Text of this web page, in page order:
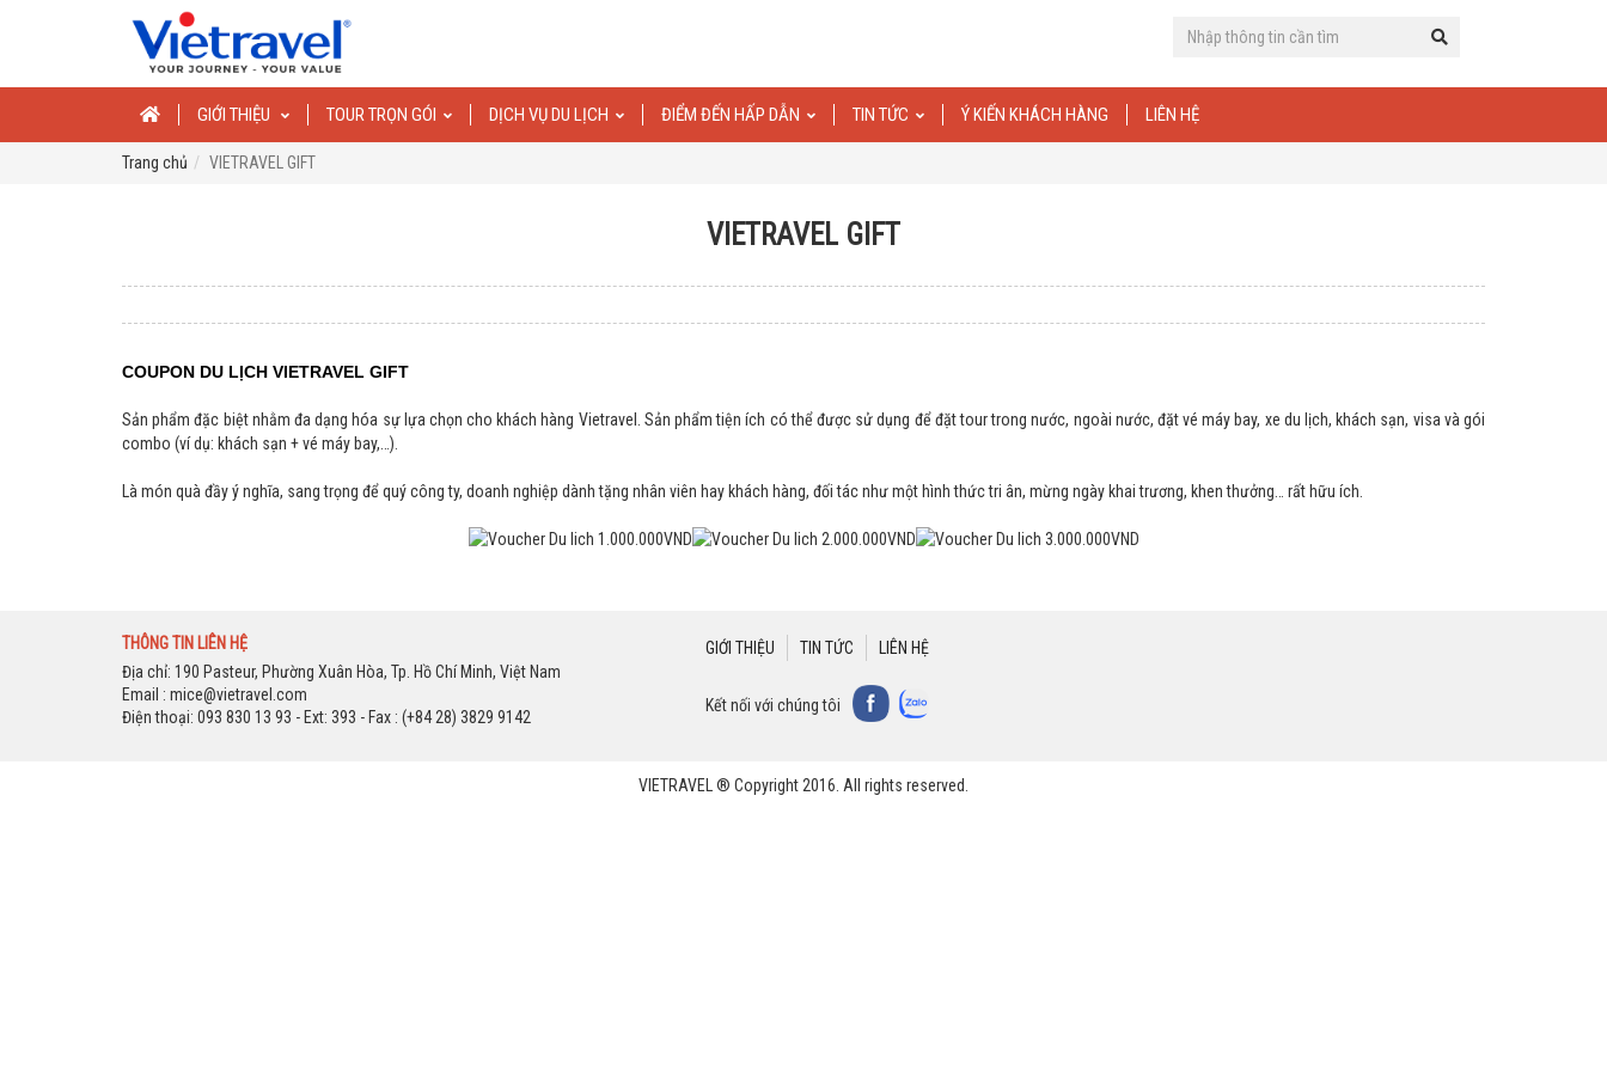
GIỚI THIỆU TOUR TRỌN GÓI DỊCH VỤ DU LỊCH ĐIỂM ĐẾN HẤP DẪN TIN TỨC Ý KIẾN KHÁCH HÀNG LIÊN HỆ
Trang chủ VIETRAVEL GIFT
VIETRAVEL GIFT
COUPON DU LỊCH VIETRAVEL GIFT
Sản phẩm đặc biệt nhằm đa dạng hóa sự lựa chọn cho khách hàng Vietravel. Sản phẩm tiện ích có thể được sử dụng để đặt tour trong nước, ngoài nước, đặt vé máy bay, xe du lịch, khách sạn, visa và gói
combo (ví dụ: khách sạn + vé máy bay,…).
Là món quà đầy ý nghĩa, sang trọng để quý công ty, doanh nghiệp dành tặng nhân viên hay khách hàng, đối tác như một hình thức tri ân, mừng ngày khai trương, khen thưởng… rất hữu ích.
THÔNG TIN LIÊN HỆ
Địa chỉ: 190 Pasteur, Phường Xuân Hòa, Tp. Hồ Chí Minh, Việt Nam
Email : mice@vietravel.com
Điện thoại: 093 830 13 93 - Ext: 393 - Fax : (+84 28) 3829 9142
GIỚI THIỆU TIN TỨC LIÊN HỆ
Kết nối với chúng tôi
VIETRAVEL ® Copyright 2016. All rights reserved.